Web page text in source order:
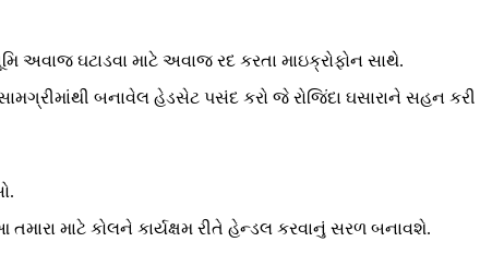
અવાજ ઘટાડવા માટે અવાજ રદ કરતા માઇક્રોફોન સાથે.
બનાવેલ હેડસેટ પસંદ કરો જે રોજિંદા ઘસારાને સહન કરી
માટે કોલને કાર્યક્ષમ રીતે હેન્ડલ કરવાનું સરળ બનાવશે.